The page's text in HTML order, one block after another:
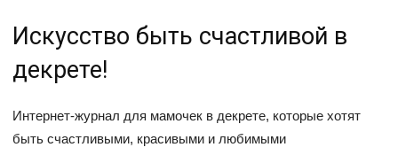
Искусство быть счастливой в
декрете!
Интернет-журнал для мамочек в декрете, которые хотят
быть счастливыми, красивыми и любимыми